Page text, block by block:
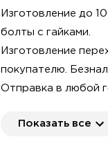
Изготовление до
болты с гайками.
Изготовление
покупателю.
Отправка в любой
Сделано на Урале.
Показать все